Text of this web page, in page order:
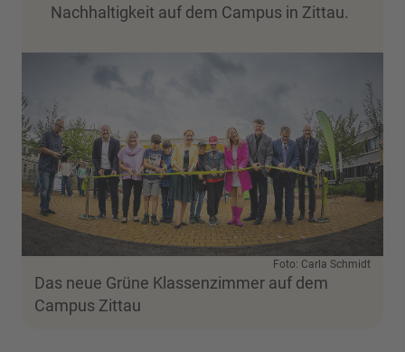
Nachhaltigkeit auf dem Campus in Zittau.
Foto: Carla Schmidt
Das neue Grüne Klassenzimmer auf dem
Campus Zittau